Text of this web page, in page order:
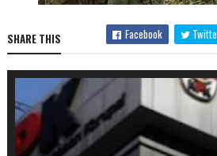
SHARE THIS Facebook